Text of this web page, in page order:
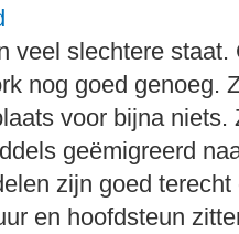
veel slechtere
nog goed genoeg.
voor bijna
geëmigreerd
zijn goed
en hoofdsteun